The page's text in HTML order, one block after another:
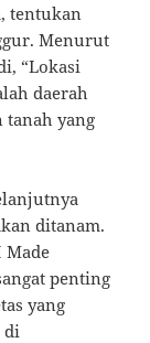
tentukan
Menurut
“Lokasi
daerah
tanah yang
ditanam.
penting
yang
di